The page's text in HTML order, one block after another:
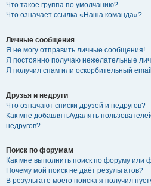
Что такое группа по умолчанию?
Что означает ссылка «Наша команда»?
Личные сообщения
Я не могу отправить личные сообщения!
Я постоянно получаю нежелательные
Я получил спам или оскорбительный
Друзья и недруги
Что означают списки друзей и недругов?
Как мне добавлять/удалять
недругов?
Поиск по форумам
Как мне выполнить поиск по форуму или
Почему мой поиск не даёт результатов?
В результате моего поиска я получил